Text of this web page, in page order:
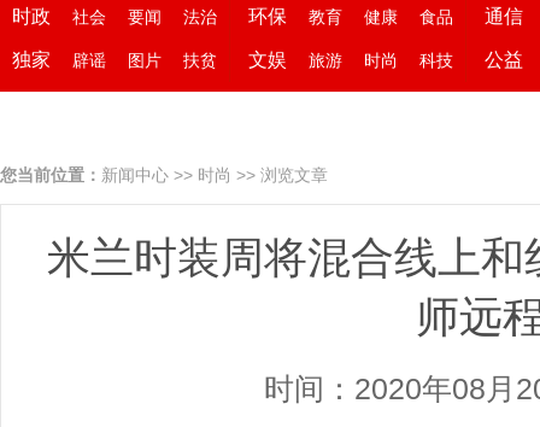
时政 社会 要闻 法治
独家 辟谣 图片 扶贫
环保 教育 健康 食品
文娱 旅游 时尚 科技
通信
公益
您当前位置： 新闻中心 >> 时尚 >> 浏览文章
米兰时装周将混合线上
师远
时间：2020年08月